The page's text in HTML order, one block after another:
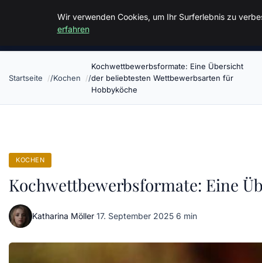
Malzminden
Startseite Kochen
Kochwettbewerbsformate: Eine Übersicht
der beliebtesten Wettbewerbsarten für
Hobbyköche
KOCHEN
Kochwettbewerbsformate: Eine
Katharina Möller·17. September 2025·6 min
Wir verwenden Cookies, um Ihr Surferlebnis zu
erfahren